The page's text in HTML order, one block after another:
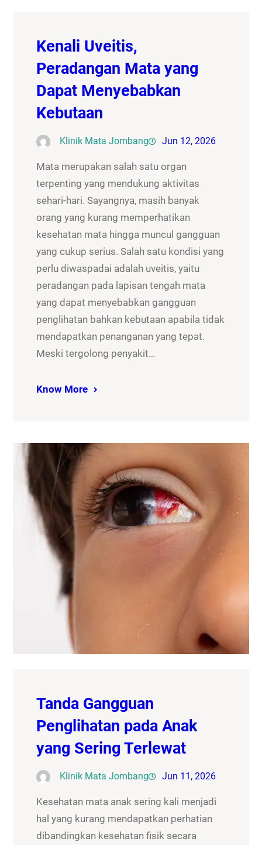
Kenali Uveitis,
Peradangan Mata yang
Dapat Menyebabkan
Kebutaan
Klinik Mata Jombang Jun 12, 2026
Mata merupakan salah satu organ
terpenting yang mendukung aktivitas
sehari-hari. Sayangnya, masih banyak
orang yang kurang memperhatikan
kesehatan mata hingga muncul gangguan
yang cukup serius. Salah satu kondisi yang
perlu diwaspadai adalah uveitis, yaitu
peradangan pada lapisan tengah mata
yang dapat menyebabkan gangguan
penglihatan bahkan kebutaan apabila tidak
mendapatkan penanganan yang tepat.
Meski tergolong penyakit…
Know More
Tanda Gangguan
Penglihatan pada Anak
yang Sering Terlewat
Klinik Mata Jombang Jun 11, 2026
Kesehatan mata anak sering kali menjadi
hal yang kurang mendapatkan perhatian
dibandingkan kesehatan fisik secara